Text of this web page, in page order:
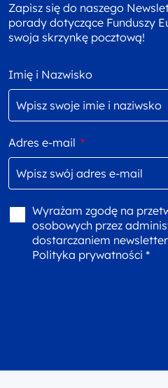
Zapisz się do naszego
porady dotyczące Funduszy
swoja skrzynkę pocztową!
Imię i Nazwisko
Adres e-mail *
Wyrażam zgodę na
osobowych przez
dostarczaniem
Polityka prywatności *